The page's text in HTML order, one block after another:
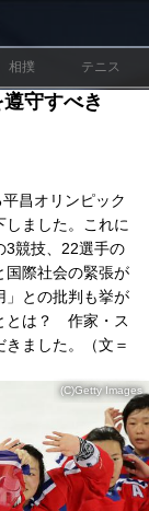
相撲 テニス
遵守すべき
昌オリンピック
しました。これに
3競技、22選手の
国際社会の緊張が
」との批判も挙が
とは？ 作家・ス
ました。（文＝
(C)Getty Images